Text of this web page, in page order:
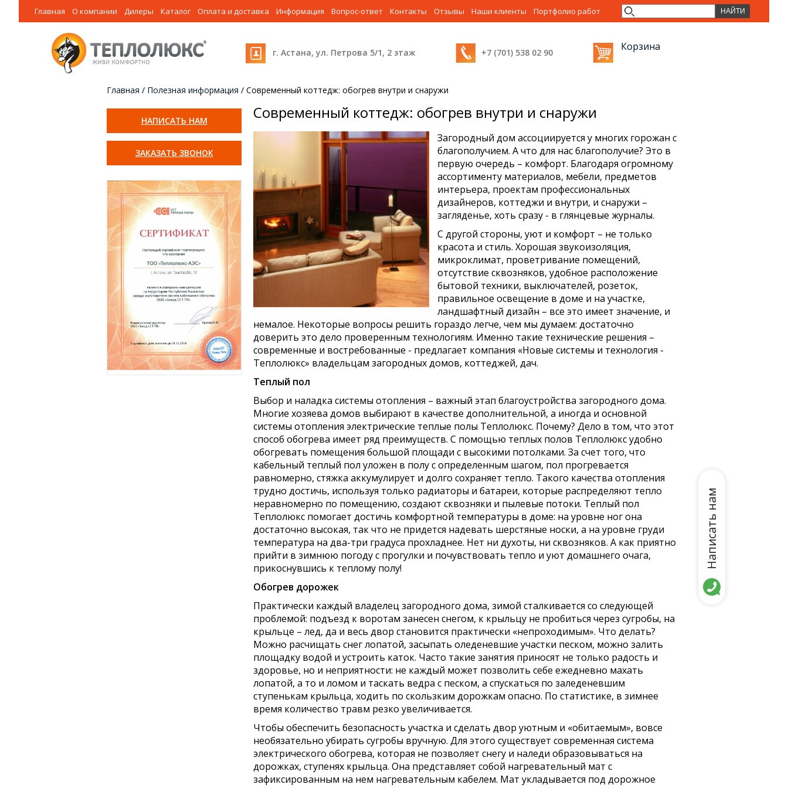
Главная О компании Дилеры Каталог Оплата и доставка Информация Вопрос-ответ Контакты Отзывы Наши клиенты Портфолио работ
г. Астана, ул. Петрова 5/1, 2 этаж +7 (701) 538 02 90 Корзина
НАПИСАТЬ НАМ
ЗАКАЗАТЬ ЗВОНОК
Главная / Полезная информация / Современный коттедж: обогрев внутри и снаружи
Современный коттедж: обогрев внутри и снаружи
Загородный дом ассоциируется у многих горожан с
благополучием. А что для нас благополучие? Это в
первую очередь – комфорт. Благодаря огромному
ассортименту материалов, мебели, предметов
интерьера, проектам профессиональных
дизайнеров, коттеджи и внутри, и снаружи –
загляденье, хоть сразу - в глянцевые журналы.
С другой стороны, уют и комфорт – не только
красота и стиль. Хорошая звукоизоляция,
микроклимат, проветривание помещений,
отсутствие сквозняков, удобное расположение
бытовой техники, выключателей, розеток,
правильное освещение в доме и на участке,
ландшафтный дизайн – все это имеет значение, и
немалое. Некоторые вопросы решить гораздо легче, чем мы думаем: достаточно
доверить это дело проверенным технологиям. Именно такие технические решения –
современные и востребованные - предлагает компания «Новые системы и технология -
Теплолюкс» владельцам загородных домов, коттеджей, дач.
Теплый пол
Выбор и наладка системы отопления – важный этап благоустройства загородного дома.
Многие хозяева домов выбирают в качестве дополнительной, а иногда и основной
системы отопления электрические теплые полы Теплолюкс. Почему? Дело в том, что этот
способ обогрева имеет ряд преимуществ. С помощью теплых полов Теплолюкс удобно
обогревать помещения большой площади с высокими потолками. За счет того, что
кабельный теплый пол уложен в полу с определенным шагом, пол прогревается
равномерно, стяжка аккумулирует и долго сохраняет тепло. Такого качества отопления
трудно достичь, используя только радиаторы и батареи, которые распределяют тепло
неравномерно по помещению, создают сквозняки и пылевые потоки. Теплый пол
Теплолюкс помогает достичь комфортной температуры в доме: на уровне ног она
достаточно высокая, так что не придется надевать шерстяные носки, а на уровне груди
температура на два-три градуса прохладнее. Нет ни духоты, ни сквозняков. А как приятно
прийти в зимнюю погоду с прогулки и почувствовать тепло и уют домашнего очага,
прикоснувшись к теплому полу!
Обогрев дорожек
Практически каждый владелец загородного дома, зимой сталкивается со следующей
проблемой: подъезд к воротам занесен снегом, к крыльцу не пробиться через сугробы, на
крыльце – лед, да и весь двор становится практически «непроходимым». Что делать?
Можно расчищать снег лопатой, засыпать оледеневшие участки песком, можно залить
площадку водой и устроить каток. Часто такие занятия приносят не только радость и
здоровье, но и неприятности: не каждый может позволить себе ежедневно махать
лопатой, а то и ломом и таскать ведра с песком, а спускаться по заледеневшим
ступенькам крыльца, ходить по скользким дорожкам опасно. По статистике, в зимнее
время количество травм резко увеличивается.
Чтобы обеспечить безопасность участка и сделать двор уютным и «обитаемым», вовсе
необязательно убирать сугробы вручную. Для этого существует современная система
электрического обогрева, которая не позволяет снегу и наледи образовываться на
дорожках, ступенях крыльца. Она представляет собой нагревательный мат с
зафиксированным на нем нагревательным кабелем. Мат укладывается под дорожное
Написать нам